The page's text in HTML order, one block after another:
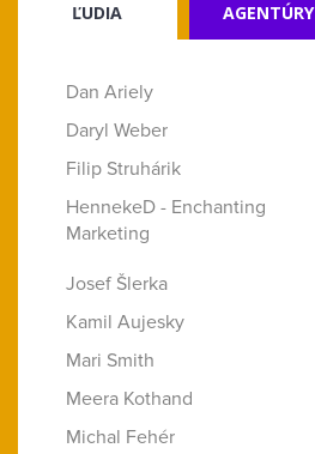
ĽUDIA AGENTÚRY
Dan Ariely
Daryl Weber
Filip Struhárik
HennekeD - Enchanting
Marketing
Josef Šlerka
Kamil Aujesky
Mari Smith
Meera Kothand
Michal Fehér